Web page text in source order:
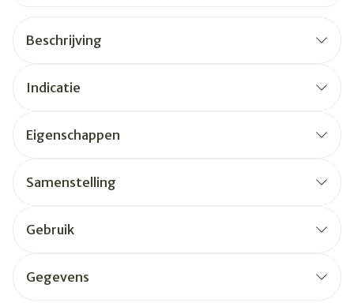
Beschrijving
Indicatie
Eigenschappen
Samenstelling
Gebruik
Gegevens